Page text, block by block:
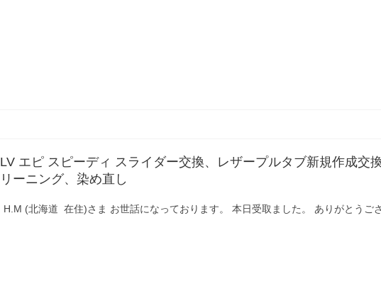
LV エピ スピーディ スライダー交換、レザープルタブ新規作成交
リーニング、染め直し
H.M (北海道 在住)さま お世話になっております。 本日受取ました。 ありがとうご